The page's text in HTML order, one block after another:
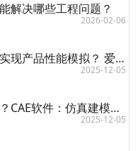
解决哪些工程问题？
2026-02-06
CAE设计软件如何实现产品性能模拟？ 爱采购软硬件
2025-12-05
CAE软件是干嘛的？CAE软件：仿真建模，优化设计的不二之选
2025-12-05